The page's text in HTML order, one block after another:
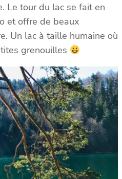
Le tour du lac se fait en
et offre de beaux
Un lac à taille humaine où
grenouilles